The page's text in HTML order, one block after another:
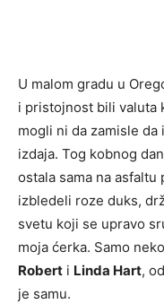
U malom gradu u
i pristojnost bili valuta
mogli ni da zamisle da
izdaja. Tog kobnog
ostala sama na asfaltu
izbledeli roze duks,
svetu koji se upravo
moja ćerka. Samo
Robert i Linda Hart,
je samu.